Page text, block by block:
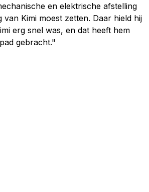
en elektrische afstelling
van Kimi moest zetten. Daar hield hij
erg snel was, en dat heeft hem
gebracht."